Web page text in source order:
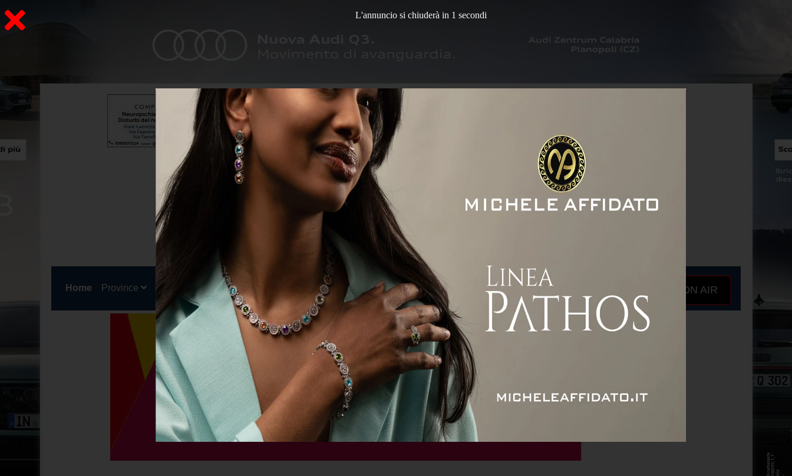
Home (current)
Province Cronaca Politica Attualità Economia Sport Servizi ON AIR